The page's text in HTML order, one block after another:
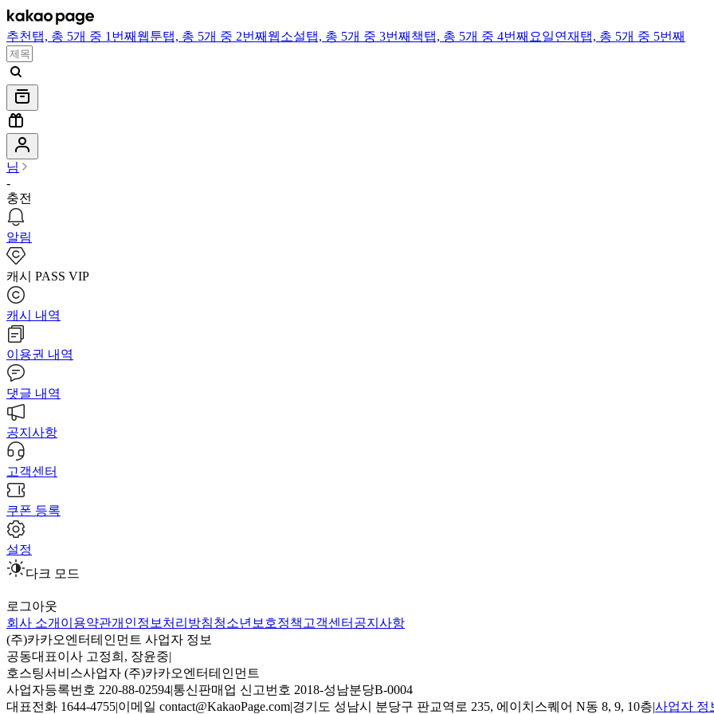
추천 탭, 총 5개 중 1번째 웹툰탭, 총 5개 중 2번째 웹소설탭, 총 5개 중 3번째 책탭, 총 5개 중 4번째 요일연재 탭, 총 5개 중 5번째
님
-
충전
알림
캐시 PASS VIP
캐시 내역
이용권 내역
댓글 내역
공지사항
고객센터
쿠폰 등록
설정
다크 모드
로그아웃
회사 소개 이용약관개인정보처리방침청소년보호정책 고객센터 공지사항
(주)카카오엔터테인먼트 사업자 정보
공동대표이사 고정희, 장윤중|
호스팅서비스사업자 (주)카카오엔터테인먼트
사업자등록번호 220-88-02594|통신판매업 신고번호 2018-성남분당B-0004
대표전화 1644-4755|이메일 contact@KakaoPage.com|경기도 성남시 분당구 판교역로 235, 에이치스퀘어 N동 8, 9, 10층|사업자 정